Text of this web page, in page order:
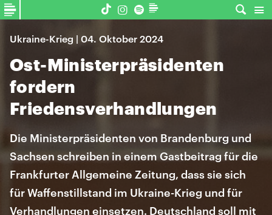
Ukraine-Krieg | 04. Oktober 2024
Ost-Ministerpräsidenten
fordern
Friedensverhandlungen
Die Ministerpräsidenten von Brandenburg und
Sachsen schreiben in einem Gastbeitrag für die
Frankfurter Allgemeine Zeitung, dass sie sich
für Waffenstillstand im Ukraine-Krieg und für
Verhandlungen einsetzen. Deutschland soll mit